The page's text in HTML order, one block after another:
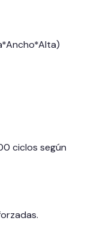
ciclos según